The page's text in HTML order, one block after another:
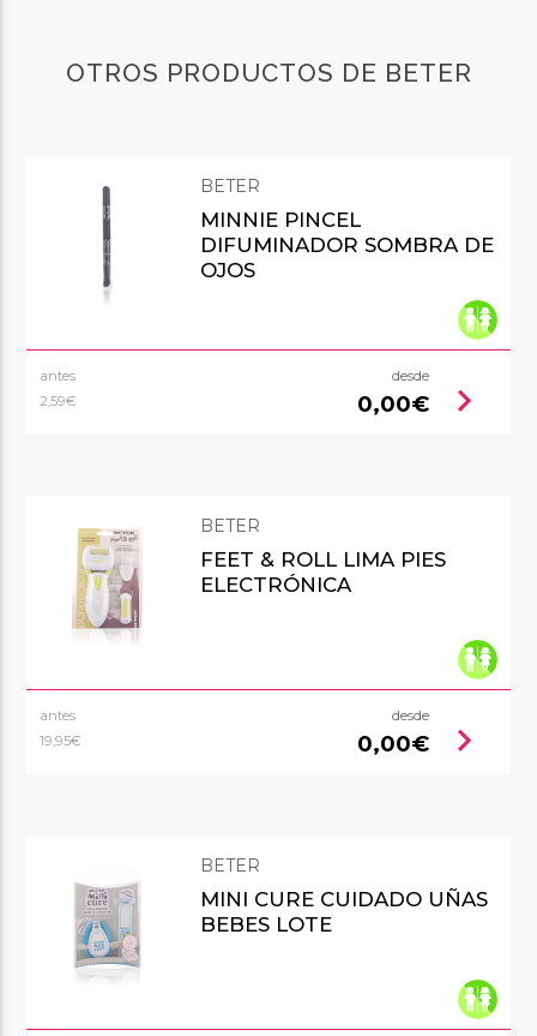
OTROS PRODUCTOS DE BETER
BETER
MINNIE PINCEL
DIFUMINADOR SOMBRA DE
OJOS
antes
2,59€
desde
0,00€ chevron_right
BETER
FEET & ROLL LIMA PIES
ELECTRÓNICA
antes
19,95€
desde
0,00€ chevron_right
BETER
MINI CURE CUIDADO UÑAS
BEBES LOTE